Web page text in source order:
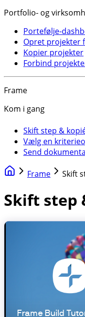
Portfolio- og
Portefølje-
Opret projekter
Kopier projekter
Forbind
Frame
Kom i gang
Skift step &
Vælg en
Send
Frame Skift
Skift step